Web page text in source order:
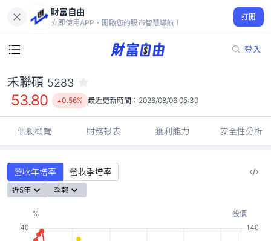
財富自由
立即使用APP，開啟您的股市智慧導航！
打開
登入
53.80
0.56%
禾聯碩 5283
53.80 0.56% 最近更新時間： 2026/08/06 05:30
個股概覽 財務報表 獲利能力 安全性分析
營收年增率 營收季增率
近5年 季報